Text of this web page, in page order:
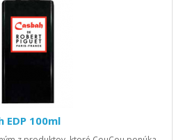
EDP 100ml